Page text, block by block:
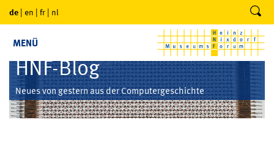
de | en | fr | nl
MENÜ
HNF-Blog
Neues von gestern aus der Computergeschichte